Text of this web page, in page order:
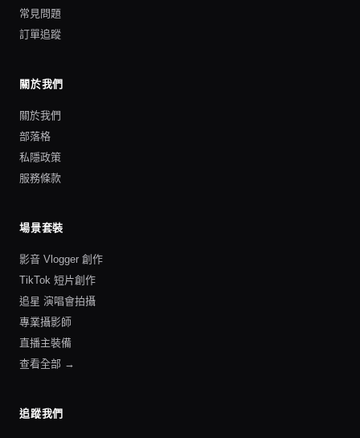
常見問題
訂單追蹤
關於我們
關於我們
部落格
私隱政策
服務條款
場景套裝
影音 Vlogger 創作
TikTok 短片創作
追星 演唱會拍攝
專業攝影師
直播主裝備
查看全部 →
追蹤我們